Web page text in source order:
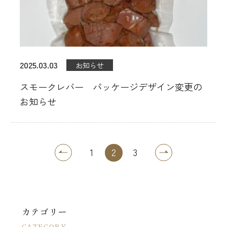
2025.03.03 お知らせ
スモークレバー パッケージデザイン変更の
お知らせ
カテゴリー
1 2 3